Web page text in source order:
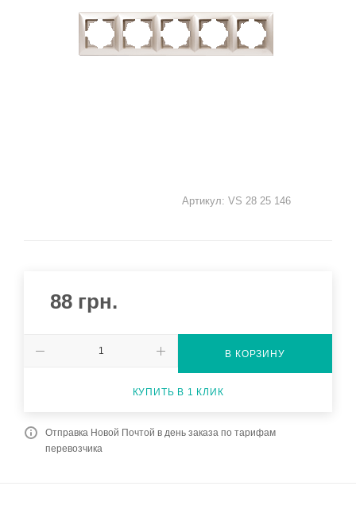
Артикул: VS 28 25 146
88 грн.
В КОРЗИНУ
КУПИТЬ В 1 КЛИК
Отправка Новой Почтой в день заказа по тарифам
перевозчика